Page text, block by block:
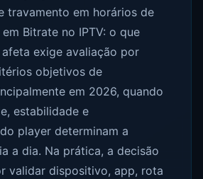
travamento em horários de
Bitrate no IPTV: o que
exige avaliação por
objetivos de
em 2026, quando
estabilidade e
player determinam a
a dia. Na prática, a decisão
validar dispositivo, app, rota